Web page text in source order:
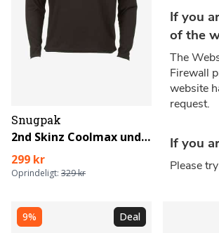
Snugpak
2nd Skinz Coolmax undertrøje
299 kr
Oprindeligt: 329 kr
9% Deal